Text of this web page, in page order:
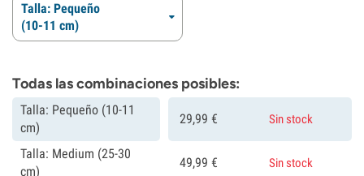
Talla: Pequeño
(10-11 cm)
Todas las combinaciones posibles:
Talla: Pequeño (10-11
cm)
29,99 € Sin stock
Talla: Medium (25-30
cm)
49,99 € Sin stock